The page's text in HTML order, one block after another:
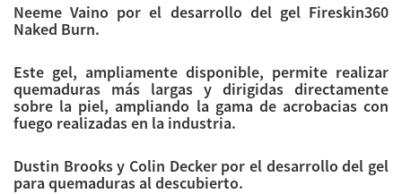
Neeme Vaino por el desarrollo del gel Fireskin360
Naked Burn.
Este gel, ampliamente disponible, permite realizar
quemaduras más largas y dirigidas directamente
sobre la piel, ampliando la gama de acrobacias con
fuego realizadas en la industria.
Dustin Brooks y Colin Decker por el desarrollo del gel
para quemaduras al descubierto.